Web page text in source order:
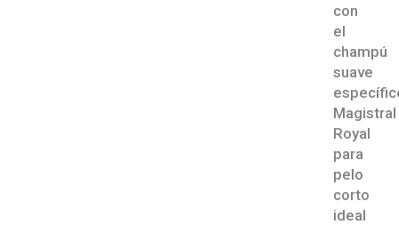
con
el
champú
suave
Magistral
Royal
para
pelo
corto
ideal